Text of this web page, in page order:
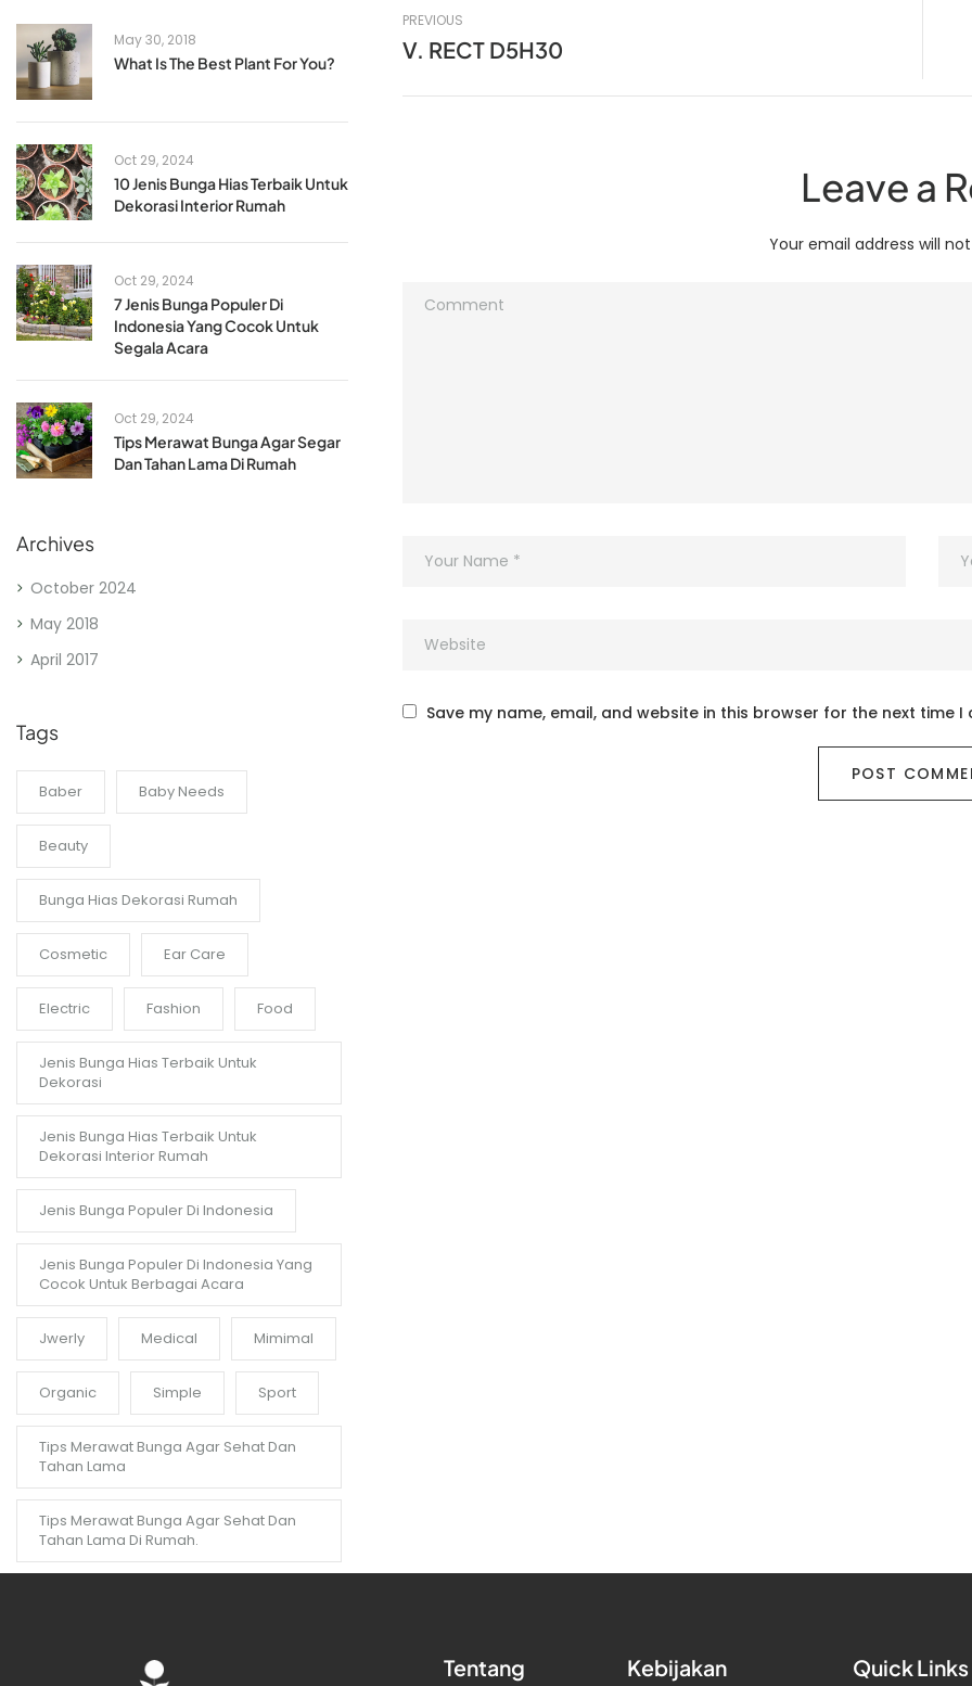
May 30, 2018
What Is The Best Plant For You?
Oct 29, 2024
10 Jenis Bunga Hias Terbaik Untuk
Dekorasi Interior Rumah
Oct 29, 2024
7 Jenis Bunga Populer Di
Indonesia Yang Cocok Untuk
Segala Acara
Oct 29, 2024
Tips Merawat Bunga Agar Segar
Dan Tahan Lama Di Rumah
Archives
October 2024
May 2018
April 2017
Tags
Baber Baby Needs
Beauty
Bunga Hias Dekorasi Rumah
Cosmetic Ear Care
Electric Fashion Food
Jenis Bunga Hias Terbaik Untuk
Dekorasi
Jenis Bunga Hias Terbaik Untuk
Dekorasi Interior Rumah
Jenis Bunga Populer Di Indonesia
Jenis Bunga Populer Di Indonesia Yang
Cocok Untuk Berbagai Acara
Jwerly Medical Mimimal
Organic Simple Sport
Tips Merawat Bunga Agar Sehat Dan
Tahan Lama
Tips Merawat Bunga Agar Sehat Dan
Tahan Lama Di Rumah.
PREVIOUS
V. RECT D5H30
Leave a
Your email address will
Save my name, email, and website in this browser for the next time I
Tentang Kebijakan Quick Links